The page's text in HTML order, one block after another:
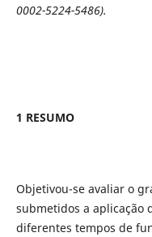
0002-5224-5486).
1 RESUMO
Objetivou-se avaliar o
submetidos a aplicação
diferentes tempos de